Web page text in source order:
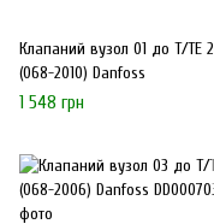
Клапаний вузол 01 до Т/ТЕ 2
(068-2010) Danfoss
1 548 грн